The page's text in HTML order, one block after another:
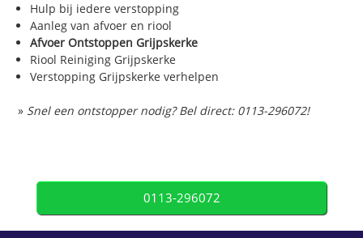
Hulp bij iedere verstopping
Aanleg van afvoer en riool
Afvoer Ontstoppen Grijpskerke
Riool Reiniging Grijpskerke
Verstopping Grijpskerke verhelpen
» Snel een ontstopper nodig? Bel direct: 0113-296072!
0113-296072